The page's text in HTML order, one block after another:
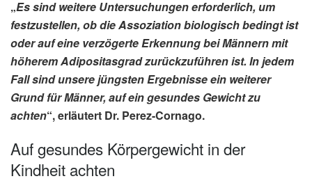
„Es sind weitere Untersuchungen erforderlich, um
festzustellen, ob die Assoziation biologisch bedingt ist
oder auf eine verzögerte Erkennung bei Männern mit
höherem Adipositasgrad zurückzuführen ist. In jedem
Fall sind unsere jüngsten Ergebnisse ein weiterer
Grund für Männer, auf ein gesundes Gewicht zu
achten“, erläutert Dr. Perez-Cornago.
Auf gesundes Körpergewicht in der
Kindheit achten